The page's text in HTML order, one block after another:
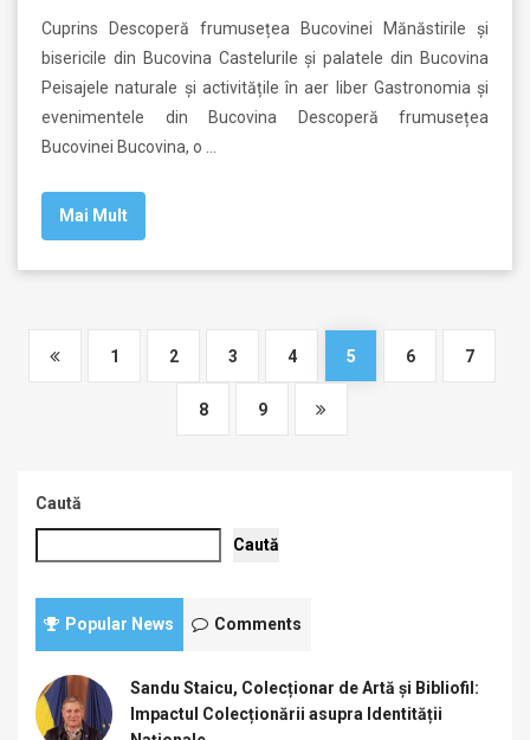
Cuprins Descoperă frumusețea Bucovinei Mănăstirile și
bisericile din Bucovina Castelurile și palatele din Bucovina
Peisajele naturale și activitățile în aer liber Gastronomia și
evenimentele din Bucovina Descoperă frumusețea
Bucovinei Bucovina, o …
Mai Mult
1 2 3 4 5 6 7
8 9
Caută
Caută
Popular News Comments
Sandu Staicu, Colecționar de Artă și Bibliofil:
Impactul Colecționării asupra Identității